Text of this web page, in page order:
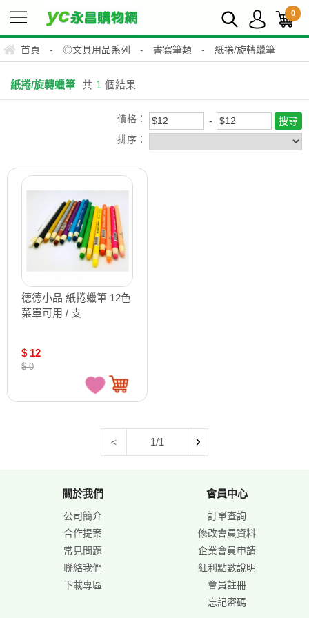
0
首頁 - ◎文具用品系列 - 書寫筆類 - 紙捲/旋轉蠟筆
紙捲/旋轉蠟筆 共 1 個結果
價格：
排序：
德德小品 紙捲蠟筆 12色
菜單可用 / 支
$ 12
$ 0
< 1/1
關於我們
公司簡介
合作提案
常見問題
聯絡我們
下載專區
會員中心
訂單查詢
修改會員資料
企業會員申請
紅利點數說明
會員註冊
忘記密碼